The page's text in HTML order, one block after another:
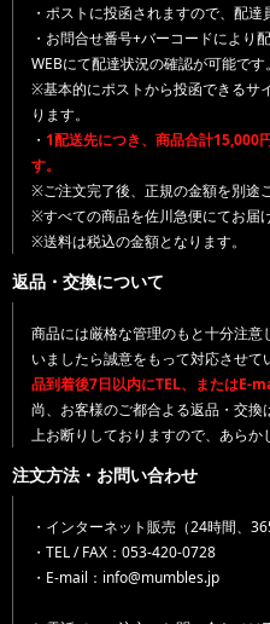
・ポストに投函されますので、配達
・お問合せ番号+バーコードにより
WEBにて配達状況の確認が可能です。
※基本的にポストから投函できるサ
ります。
・ 1配送先につき、商品合計15,000
す。
※ご注文完了後、正規の金額を別途
※すべての商品を佐川急便にてお届
※送料は税込の金額となります。
返品・交換について
商品には厳格な管理のもと十分注
いましたら誠意をもって対応させて
品到着後7日以内にTEL、またはE-
尚、お客様のご都合よる返品・交
上お断りしておりますので、あらか
注文方法・お問い合わせ
・インターネット販売（24時間、
・TEL / FAX：053-420-0728
・E-mail：info@mumbles.jp